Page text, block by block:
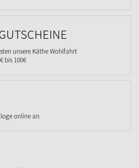
unsere Käthe Wohlfahrt
bis 100€
online an